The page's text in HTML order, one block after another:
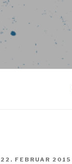
VERÖFFENTLICHT
22. FEBRUAR 2015